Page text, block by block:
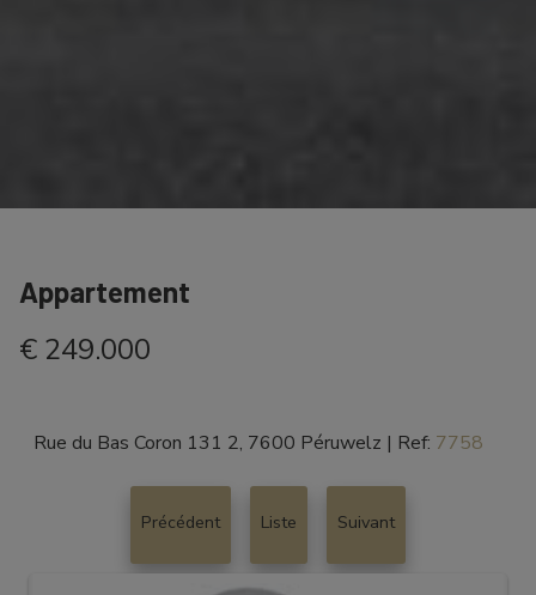
Appartement
€ 249.000
Rue du Bas Coron 131 2, 7600 Péruwelz | Ref: 7758
Précédent Liste Suivant